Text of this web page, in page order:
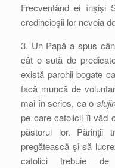
Frecventând ei înşişi
credincioşii lor nevoia
3. Un Papă a spus
cât o sută de
există parohii bogate
facă muncă de
mai în serios, ca o
pe care catolicii îl văd
păstorul lor. Părinţii
pregătească şi să
catolici trebuie